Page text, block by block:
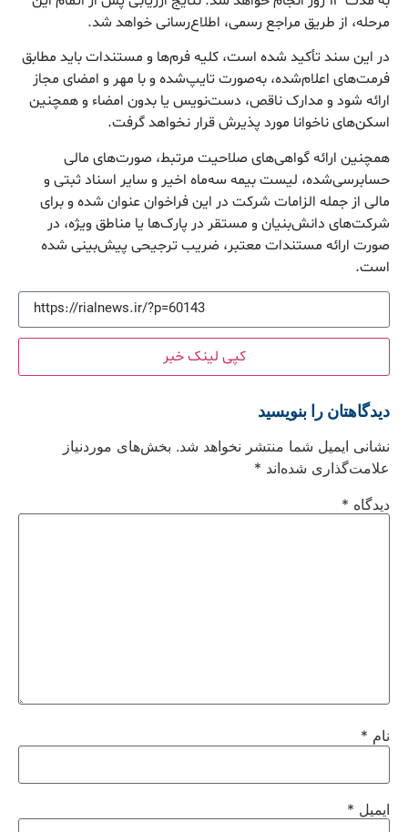
مرحله، از طریق مراجع رسمی، اطلاع‌رسانی خواهد شد.
در این سند تأکید شده است، کلیه فرم‌ها و مستندات باید مطابق
فرمت‌های اعلام‌شده، به‌صورت تایپ‌شده و با مهر و امضای مجاز
ارائه شود و مدارک ناقص، دست‌نویس یا بدون امضاء و همچنین
اسکن‌های ناخوانا مورد پذیرش قرار نخواهد گرفت.
همچنین ارائه گواهی‌های صلاحیت مرتبط، صورت‌های مالی
حسابرسی‌شده، لیست بیمه سه‌ماه اخیر و سایر اسناد ثبتی و
مالی از جمله الزامات شرکت در این فراخوان عنوان شده و برای
شرکت‌های دانش‌بنیان و مستقر در پارک‌ها یا مناطق ویژه، در
صورت ارائه مستندات معتبر، ضریب ترجیحی پیش‌بینی شده
است.
کپی لینک خبر
دیدگاهتان را بنویسید
نشانی ایمیل شما منتشر نخواهد شد. بخش‌های موردنیاز
علامت‌گذاری شده‌اند *
دیدگاه *
نام *
ایمیل *